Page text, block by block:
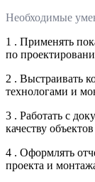
Необходимые
1 . Применять
по
2 . Выстраивать
технологами и
3 . Работать с
качеству
4 . Оформлять
проекта и